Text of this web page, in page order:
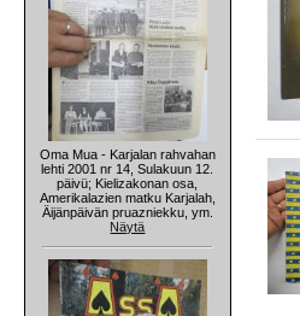
Oma Mua - Karjalan rahvahan
lehti 2001 nr 14, Sulakuun 12.
päivü; Kielizakonan osa,
Amerikalazien matku Karjalah,
Äijänpäivän pruazniekku, ym.
Näytä